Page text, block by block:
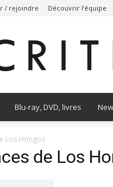
/ rejoindre Découvrir l’équipe
Blu-ray, DVD, livres
Los Hongos
de Los